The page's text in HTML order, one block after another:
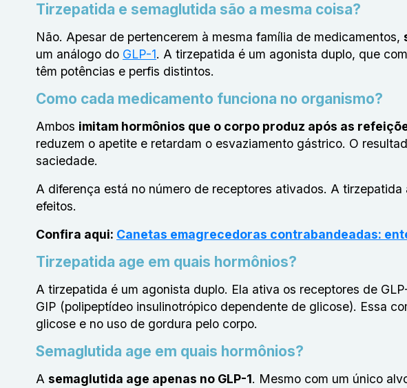
Tirzepatida e semaglutida são a mesma coisa?
Não. Apesar de pertencerem à mesma família de medicamentos,
um análogo do GLP-1. A tirzepatida é um agonista duplo, que
têm potências e perfis distintos.
Como cada medicamento funciona no organismo?
Ambos imitam hormônios que o corpo produz após as
reduzem o apetite e retardam o esvaziamento gástrico. O
saciedade.
A diferença está no número de receptores ativados. A
efeitos.
Confira aqui: Canetas emagrecedoras contrabandeadas:
Tirzepatida age em quais hormônios?
A tirzepatida é um agonista duplo. Ela ativa os receptores de
GIP (polipeptídeo insulinotrópico dependente de glicose). Essa
glicose e no uso de gordura pelo corpo.
Semaglutida age em quais hormônios?
A semaglutida age apenas no GLP-1. Mesmo com um único